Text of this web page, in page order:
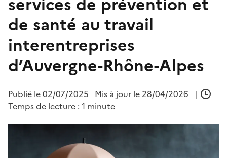
de santé au travail
interentreprises
d’Auvergne-Rhône-Alpes
Publié le02/07/2025 Mis à jour le 28/04/2026
|
Temps de lecture : 1 minute